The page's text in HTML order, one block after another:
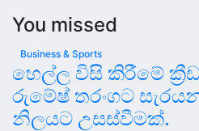
You missed
Business & Sports
හෙල්ල විසි කිරීමේ
රුමේෂ් තරංගට
නිලයට උසස්වීමක්.